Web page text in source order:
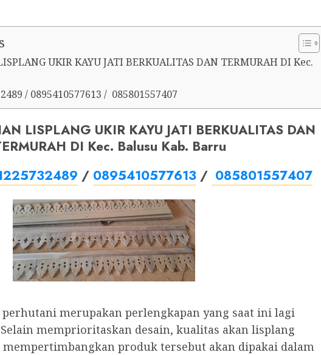
UKIR KAYU JATI BERKUALITAS DAN TERMURAH DI Kec.
/ 0895410577613 / 085801557407
LISPLANG UKIR KAYU JATI BERKUALITAS DAN
DI Kec. Balusu Kab. Barru
/ 0895410577613/ 085801557407
merupakan perlengkapan yang saat ini lagi
memprioritaskan desain, kualitas akan lisplang
produk tersebut akan dipakai dalam